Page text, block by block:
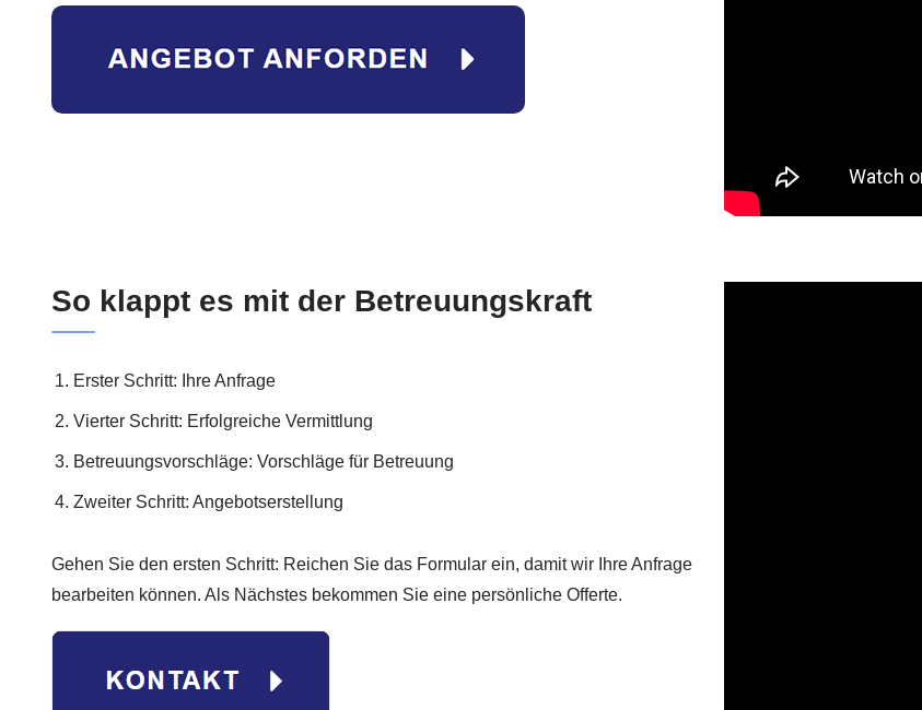
So klappt es mit der Betreuungskraft
Erster Schritt: Ihre Anfrage
Vierter Schritt: Erfolgreiche Vermittlung
Betreuungsvorschläge: Vorschläge für Betreuung
Zweiter Schritt: Angebotserstellung
Gehen Sie den ersten Schritt: Reichen Sie das Formular ein, damit wir Ihre Anfrage
bearbeiten können. Als Nächstes bekommen Sie eine persönliche Offerte.